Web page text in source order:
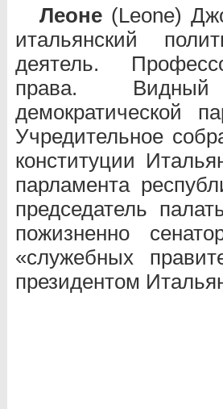
Леоне (Leone)
итальянский
деятель.
права. Видный
демократической
Учредительное
конституции
парламента
председатель
пожизненно
«служебных
президентом